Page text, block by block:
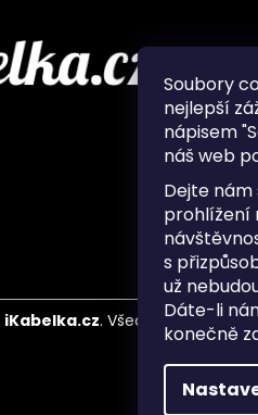
Soubory
nejlepší
nápisem
náš web
Dejte
prohlížení
s
už
Dáte-li
konečně
O nás
Často
iKabelka.cz. Všechna práva